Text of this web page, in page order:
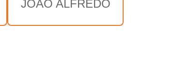
JOÃO ALFREDO